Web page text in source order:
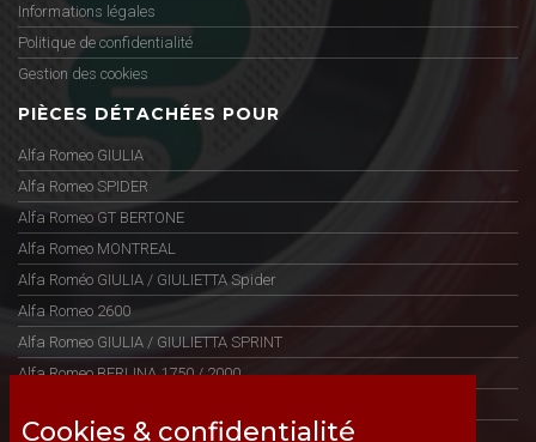
Informations légales
Politique de confidentialité
Gestion des cookies
PIÈCES DÉTACHÉES POUR
Alfa Romeo GIULIA
Alfa Romeo SPIDER
Alfa Romeo GT BERTONE
Alfa Romeo MONTREAL
Alfa Roméo GIULIA / GIULIETTA Spider
Alfa Romeo 2600
Alfa Romeo GIULIA / GIULIETTA SPRINT
Alfa Romeo BERLINA 1750 / 2000
Alfa Romeo 75
Cookies & confidentialité